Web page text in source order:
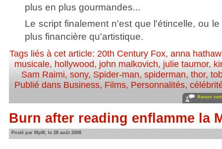
plus en plus gourmandes...
Le script finalement n'est que l'étincelle, ou
plus financière qu'artistique.
Tags liés à cet article: 20th Century Fox, anna
musicale, hollywood, john malkovich, julie taumor,
Sam Raimi,sony, Spider-man,spiderman,thor,
Publié dans Business, Films, Personnalités,
Aucun
Burn after reading enflamme la
Posté par MpM, le 28 août 2008